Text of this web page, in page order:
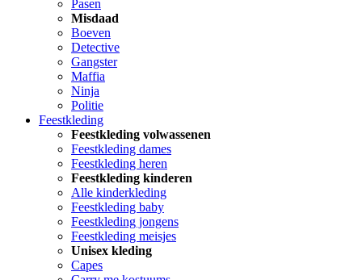
Pasen
Misdaad
Boeven
Detective
Gangster
Maffia
Ninja
Politie
Feestkleding
Feestkleding volwassenen
Feestkleding dames
Feestkleding heren
Feestkleding kinderen
Alle kinderkleding
Feestkleding baby
Feestkleding jongens
Feestkleding meisjes
Unisex kleding
Capes